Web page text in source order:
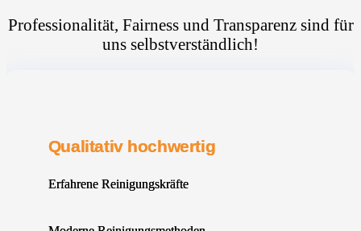
Professionalität, Fairness und Transparenz sind für
uns selbstverständlich!
Qualitativ hochwertig
Erfahrene Reinigungskräfte